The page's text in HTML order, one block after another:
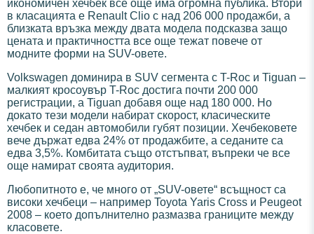
икономичен хечбек все още има огромна публика. Втори
в класацията е Renault Clio с над 206 000 продажби, а
близката връзка между двата модела подсказва защо
цената и практичността все още тежат повече от
модните форми на SUV-овете.
Volkswagen доминира в SUV сегмента с T-Roc и Tiguan –
малкият кросоувър T-Roc достига почти 200 000
регистрации, а Tiguan добавя още над 180 000. Но
докато тези модели набират скорост, класическите
хечбек и седан автомобили губят позиции. Хечбековете
вече държат едва 24% от продажбите, а седаните са
едва 3,5%. Комбитата също отстъпват, въпреки че все
още намират своята аудитория.
Любопитното е, че много от „SUV-овете“ всъщност са
високи хечбеци – например Toyota Yaris Cross и Peugeot
2008 – което допълнително размазва границите между
класовете.